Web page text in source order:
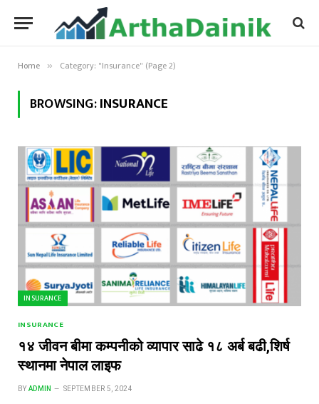
Home » Category: "Insurance" (Page 2)
BROWSING:INSURANCE
INSURANCE
INSURANCE
१४ जीवन बीमा कम्पनीको व्यापार साढे १८ अर्ब बढी,शिर्ष
स्थानमा नेपाल लाइफ
BY ADMIN SEPTEMBER 5, 2024